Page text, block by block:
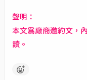
聲明：
本文為廠商邀約文，
讀。